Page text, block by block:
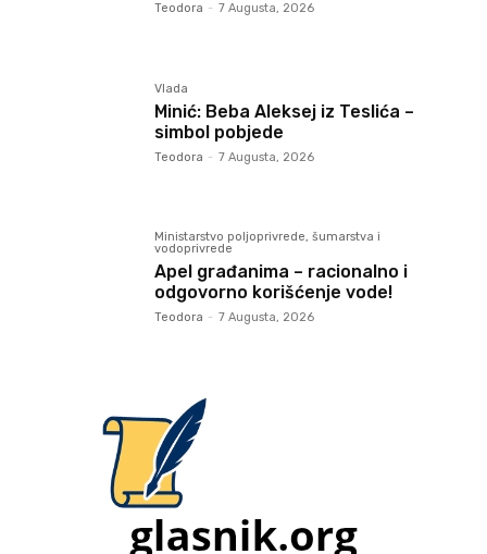
Teodora - 7 Augusta, 2026
Vlada
Minić: Beba Aleksej iz Teslića –
simbol pobjede
Teodora - 7 Augusta, 2026
Ministarstvo poljoprivrede, šumarstva i
vodoprivrede
Apel građanima – racionalno i
odgovorno korišćenje vode!
Teodora - 7 Augusta, 2026